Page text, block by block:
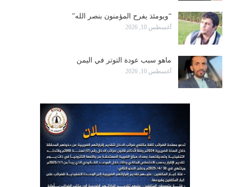
“ويومئذ يفرح المؤمنون بنصر الله”
أغسطس 10, 2026
ماهو سبب عودة التوتر في اليمن
أغسطس 10, 2026